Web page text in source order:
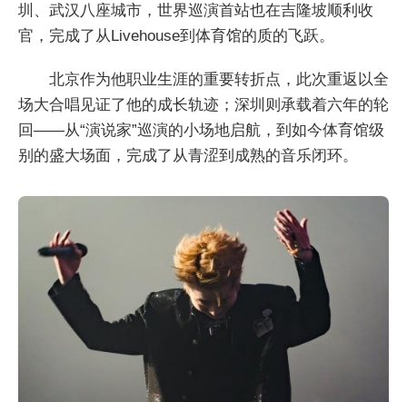
圳、武汉八座城市，世界巡演首站也在吉隆坡顺利收
官，完成了从Livehouse到体育馆的质的飞跃。
北京作为他职业生涯的重要转折点，此次重返以全
场大合唱见证了他的成长轨迹；深圳则承载着六年的轮
回——从“演说家”巡演的小场地启航，到如今体育馆级
别的盛大场面，完成了从青涩到成熟的音乐闭环。